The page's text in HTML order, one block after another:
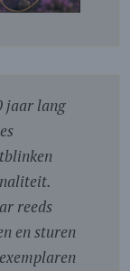
jaar lang
reeds
en sturen